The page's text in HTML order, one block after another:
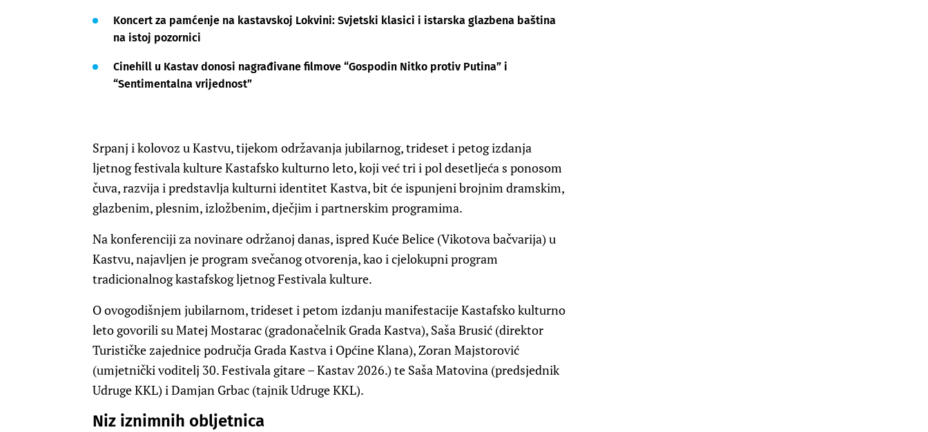
Koncert za pamćenje na kastavskoj Lokvini: Svjetski klasici i istarska glazbena baština
na istoj pozornici
Cinehill u Kastav donosi nagrađivane filmove “Gospodin Nitko protiv Putina” i
“Sentimentalna vrijednost”
Srpanj i kolovoz u Kastvu, tijekom održavanja jubilarnog, trideset i petog izdanja
ljetnog festivala kulture Kastafsko kulturno leto, koji već tri i pol desetljeća s ponosom
čuva, razvija i predstavlja kulturni identitet Kastva, bit će ispunjeni brojnim dramskim,
glazbenim, plesnim, izložbenim, dječjim i partnerskim pro­gramima.
Na konferenciji za novinare održanoj danas, ispred Kuće Belice (Vikotova bačvarija) u
Kastvu, najavljen je program svečanog otvorenja, kao i cjelokupni program
tradicionalnog kastafskog ljetnog Festivala kulture.
O ovogodišnjem jubilarnom, trideset i petom izdanju manifestacije Kastafsko kulturno
leto govorili su Matej Mostarac (gradonačelnik Grada Kastva), Saša Brusić (direktor
Turističke zajednice područja Grada Kastva i Općine Klana), Zoran Majstorović
(umjetnički voditelj 30. Festivala gitare – Kastav 2026.) te Saša Matovina (predsjednik
Udruge KKL) i Damjan Grbac (tajnik Udruge KKL).
Niz iznimnih obljetnica